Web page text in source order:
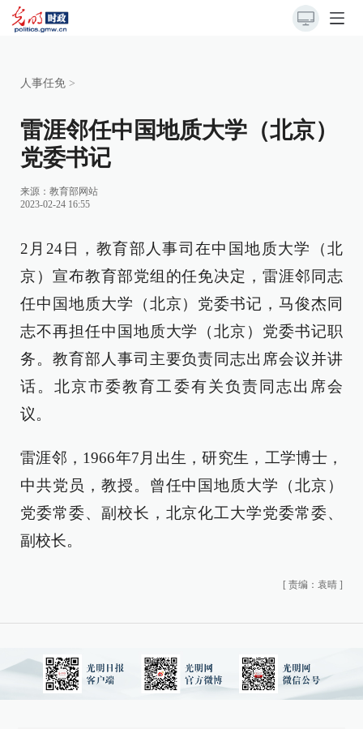
人事任免 >
雷涯邻任中国地质大学（北京）
党委书记
来源： 教育部网站
2023-02-24 16:55
2月24日，教育部人事司在中国地质大学（北
京）宣布教育部党组的任免决定，雷涯邻同志
任中国地质大学（北京）党委书记，马俊杰同
志不再担任中国地质大学（北京）党委书记职
务。教育部人事司主要负责同志出席会议并讲
话。北京市委教育工委有关负责同志出席会
议。
雷涯邻，1966年7月出生，研究生，工学博士，
中共党员，教授。曾任中国地质大学（北京）
党委常委、副校长，北京化工大学党委常委、
副校长。
[ 责编：袁晴 ]